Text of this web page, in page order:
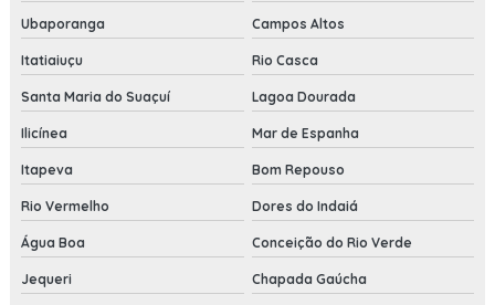
Ubaporanga Campos Altos
Itatiaiuçu Rio Casca
Santa Maria do Suaçuí Lagoa Dourada
Ilicínea Mar de Espanha
Itapeva Bom Repouso
Rio Vermelho Dores do Indaiá
Água Boa Conceição do Rio Verde
Jequeri Chapada Gaúcha